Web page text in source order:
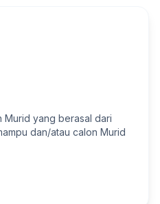
Murid yang berasal dari
dan/atau calon Murid